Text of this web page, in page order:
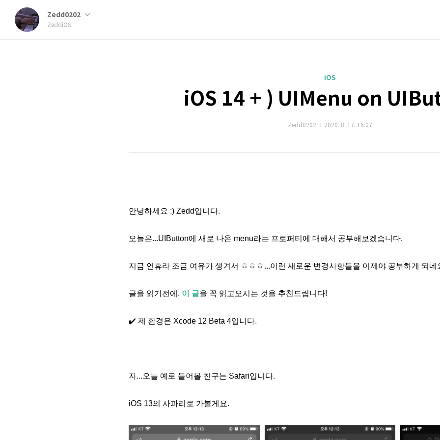
Zedd0202
ZeddiOS
iOS
iOS 14 + ) UIMenu on
Zedd0202 2020. 8. 17. 16:07
안녕하세요 :) Zedd입니다.
오늘은...UIButton에 새로 나온 menu라는 프로퍼티에 대해서 공부해보겠습니다.
지금 연휴라 조금 여유가 생겨서 ㅎㅎㅎ...이런 새로운 변경사항들을 이제야 공부하게 되
글을 읽기전에, 이 글을 꼭 읽고오시는 것을 추천드립니다!
✔️ 제 환경은 Xcode 12 Beta 4입니다.
자...오늘 예로 들어볼 친구는 Safari입니다.
iOS 13의 사파리로 가볼게요.